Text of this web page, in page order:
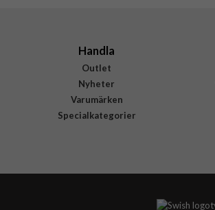
Handla
Outlet
Nyheter
Varumärken
Specialkategorier